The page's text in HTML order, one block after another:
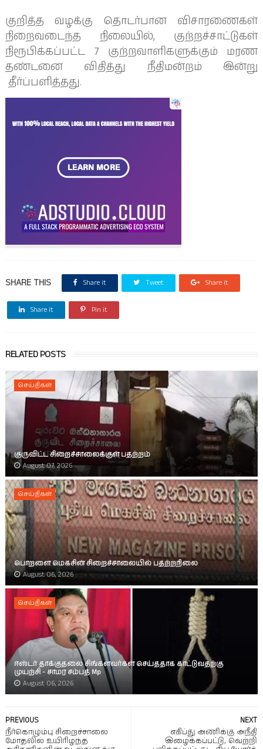
குறித்த வழக்கு தொடர்பான விசாரணைகள்
நிறைவடைந்த நிலையில், குற்றச்சாட்டுகள்
நிரூபிக்கப்பட்ட 7 குற்றவாளிகளுக்கும் மரண
தண்டனை விதித்து நீதிமன்றம் இன்று
தீர்ப்பளித்தது.
SHARE THIS Share it Tweet Share it
Share it Pin it
RELATED POSTS
செய்திகள்
குருவிட்ட சிறைச்சாலைக்குள் பதற்றம்
August 07, 2026
செய்திகள்
பொறளை மெகசின் சிறைச்சாலையில் பதற்றநிலை
August 06, 2026
செய்திகள்
ஈஸ்டர் தாக்குதலை சிங்களவர்கள் செய்ததாக காட்டுவதற்கு
முயற்சி - சாமர சம்பத் Mp
August 06, 2026
NEXT
எகிப்து அணிக்கு அநீதி
இழைக்கப்பட்டு, வெற்றி
PREVIOUS
நீர்கொழும்பு சிறைச்சாலை
மோதலில் உயிரிழந்த